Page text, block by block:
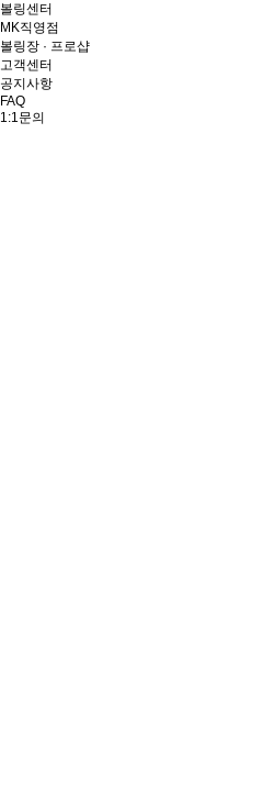
볼링센터
MK직영점
볼링장 · 프로샵
고객센터
공지사항
FAQ
1:1문의